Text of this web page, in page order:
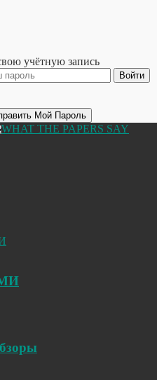
учётную запись